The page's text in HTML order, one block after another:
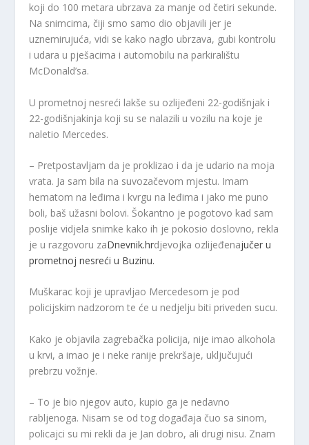
koji do 100 metara ubrzava za manje od četiri sekunde.
Na snimcima, čiji smo samo dio objavili jer je
uznemirujuća, vidi se kako naglo ubrzava, gubi kontrolu
i udara u pješacima i automobilu na parkiralištu
McDonald’sa.
U prometnoj nesreći lakše su ozlijeđeni 22-godišnjak i
22-godišnjakinja koji su se nalazili u vozilu na koje je
naletio Mercedes.
– Pretpostavljam da je proklizao i da je udario na moja
vrata. Ja sam bila na suvozačevom mjestu. Imam
hematom na leđima i kvrgu na leđima i jako me puno
boli, baš užasni bolovi. Šokantno je pogotovo kad sam
poslije vidjela snimke kako ih je pokosio doslovno, rekla
je u razgovoru zaDnevnik.hrdjevojka ozlijeđenajučer u
prometnoj nesreći u Buzinu.
Muškarac koji je upravljao Mercedesom je pod
policijskim nadzorom te će u nedjelju biti priveden sucu.
Kako je objavila zagrebačka policija, nije imao alkohola
u krvi, a imao je i neke ranije prekršaje, uključujući
prebrzu vožnje.
– To je bio njegov auto, kupio ga je nedavno
rabljenoga. Nisam se od tog događaja čuo sa sinom,
policajci su mi rekli da je Jan dobro, ali drugi nisu. Znam